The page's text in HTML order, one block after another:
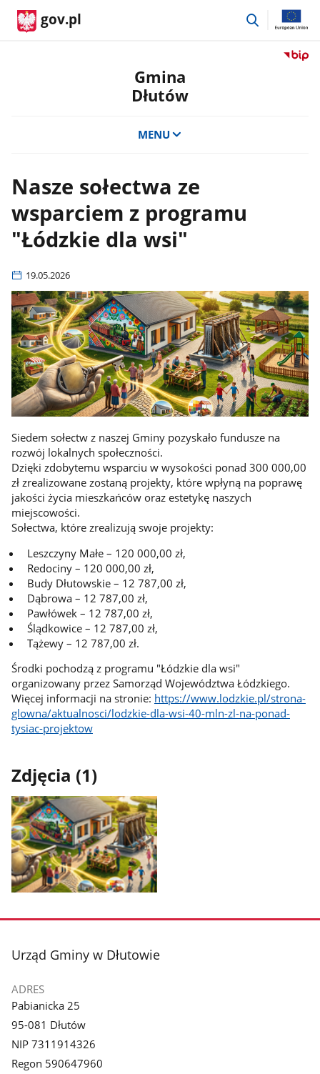
gov.pl
przejdź
Przejdź
Gmina
Dłutów
MENU
Nasze sołectwa ze
wsparciem z programu
"Łódzkie dla wsi"
19.05.2026
Siedem sołectw z naszej Gminy pozyskało fundusze na
rozwój lokalnych społeczności.
Dzięki zdobytemu wsparciu w wysokości ponad 300 000,00
zł zrealizowane zostaną projekty, które wpłyną na poprawę
jakości życia mieszkańców oraz estetykę naszych
miejscowości.
Sołectwa, które zrealizują swoje projekty:
Leszczyny Małe – 120 000,00 zł,
Redociny – 120 000,00 zł,
Budy Dłutowskie – 12 787,00 zł,
Dąbrowa – 12 787,00 zł,
Pawłówek – 12 787,00 zł,
Ślądkowice – 12 787,00 zł,
Tążewy – 12 787,00 zł.
Środki pochodzą z programu "Łódzkie dla wsi"
organizowany przez Samorząd Województwa Łódzkiego.
Więcej informacji na stronie: https://www.lodzkie.pl/strona-
glowna/aktualnosci/lodzkie-dla-wsi-40-mln-zl-na-ponad-
tysiac-projektow
Zdjęcia (1)
galerii.
stopka
Urząd Gminy w Dłutowie
ADRES
Pabianicka 25
95-081 Dłutów
NIP 7311914326
Regon 590647960